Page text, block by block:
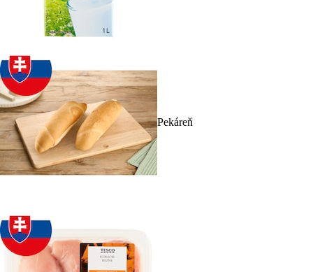
Pekáreň